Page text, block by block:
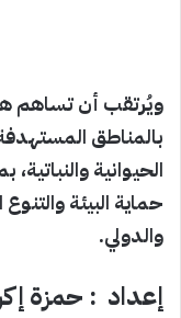
ويُرتقب أن تساهم
بالمناطق
الحيوانية
حماية البيئة
والدولي.
إعداد : حمزة